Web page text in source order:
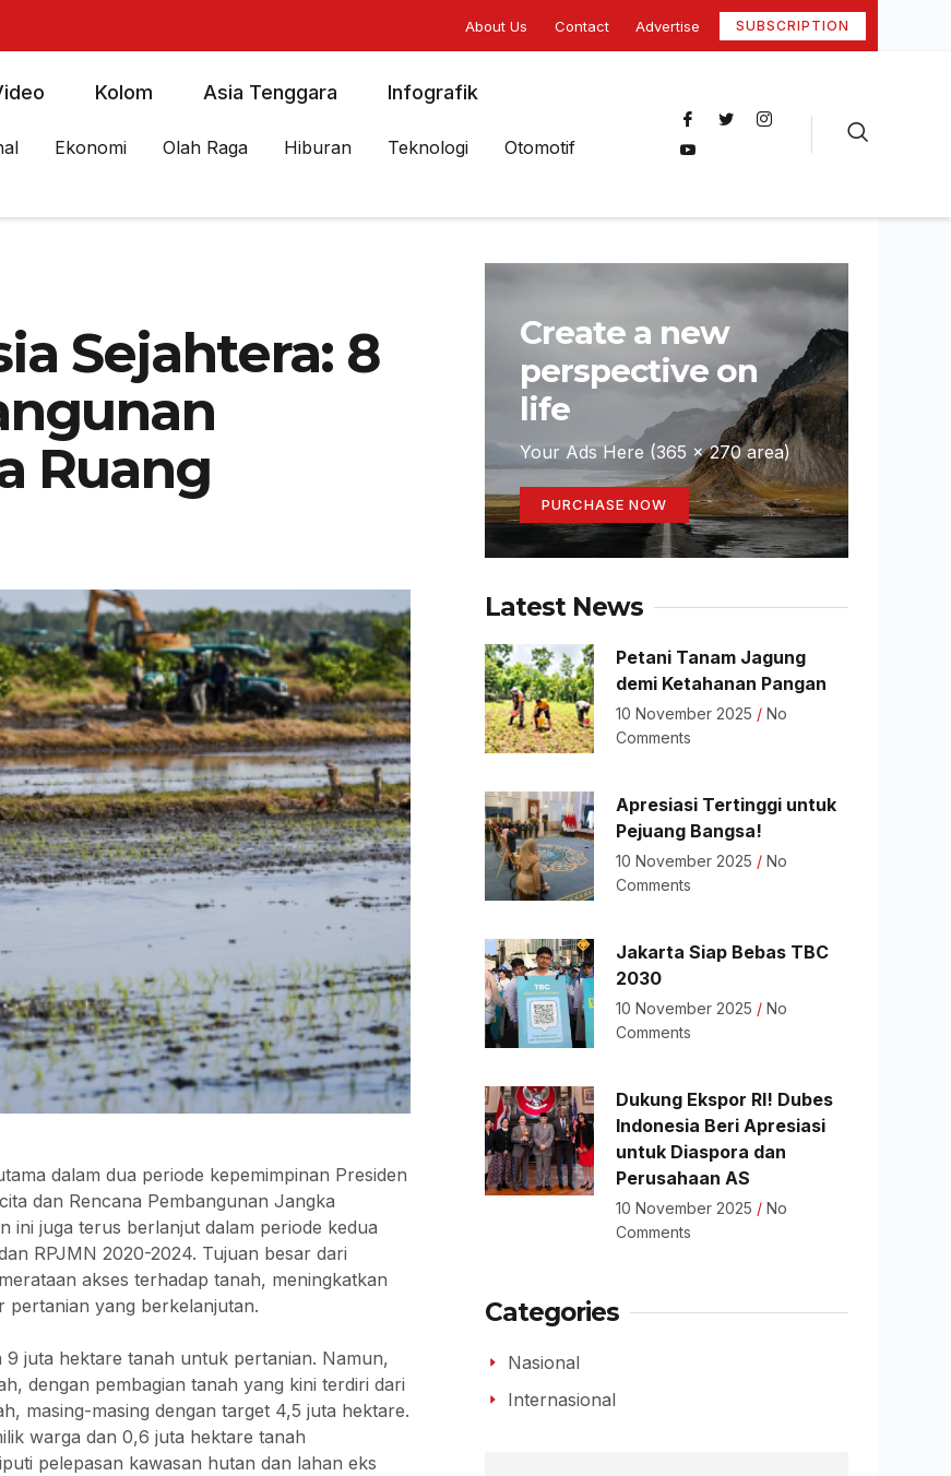
About Us Contact Advertise SUBSCRIPTION
Kolom Asia Tenggara
Infografik
Ekonomi Olah Raga Hiburan Teknologi
Otomotif
Sejahtera: 8
Ruang
dalam dua periode kepemimpinan Presiden
dan Rencana Pembangunan Jangka
ini juga terus berlanjut dalam periode kedua
RPJMN 2020-2024. Tujuan besar dari
akses terhadap tanah, meningkatkan
pertanian yang berkelanjutan.
juta hektare tanah untuk pertanian. Namun,
dengan pembagian tanah yang kini terdiri dari
masing-masing dengan target 4,5 juta hektare.
warga dan 0,6 juta hektare tanah
pelepasan kawasan hutan dan lahan eks
Create a new
perspective on
life
Your Ads Here (365 x 270 area)
PURCHASE NOW
Latest News
Petani Tanam Jagung
demi Ketahanan Pangan
10 November 2025
No
Comments
Apresiasi Tertinggi untuk
Pejuang Bangsa!
10 November 2025
No
Comments
Jakarta Siap Bebas TBC
2030
10 November 2025
No
Comments
Dukung Ekspor RI! Dubes
Indonesia Beri Apresiasi
untuk Diaspora dan
Perusahaan AS
10 November 2025
No
Comments
Categories
Nasional
Internasional